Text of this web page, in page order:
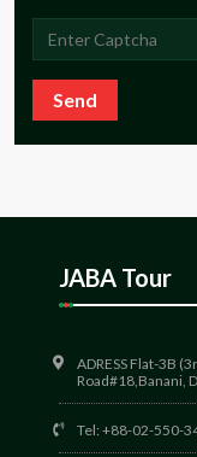
Send
JABA Tour
ADRESS Flat-3B
Road#18,Banani,
Tel: +88-02-550-